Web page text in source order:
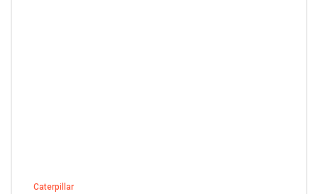
Caterpillar